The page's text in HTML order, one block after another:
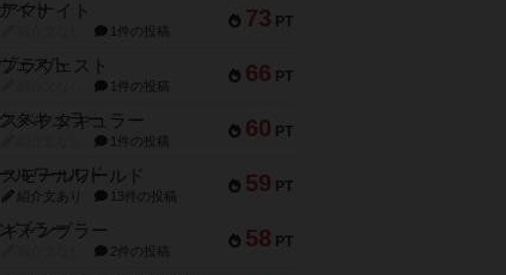
73 PT
アマナイト
1件の投稿
66 PT
ブラヴェスト
1件の投稿
60 PT
スペクタキュラー
1件の投稿
59 PT
スモールワールド
紹介文あり 13件の投稿
58 PT
ギャンブラー
2件の投稿